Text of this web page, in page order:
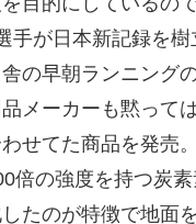
手が日本新記録を
の早朝ランニング
メーカーも黙って
せてた商品を発売。
倍の強度を持つ炭素
たのが特徴で地面